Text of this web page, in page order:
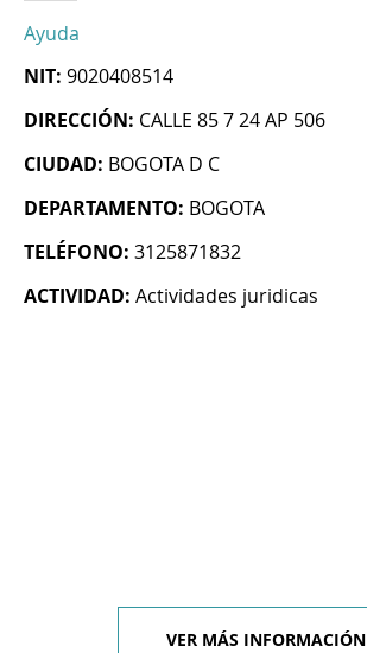
Ayuda
NIT: 9020408514
DIRECCIÓN: CALLE 85 7 24 AP 506
CIUDAD: BOGOTA D C
DEPARTAMENTO: BOGOTA
TELÉFONO: 3125871832
ACTIVIDAD: Actividades juridicas
VER MÁS INFORMACIÓN